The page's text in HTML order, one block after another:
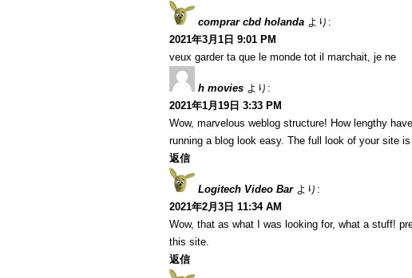
comprar cbd holanda より:
2021年3月1日 9:01 PM
veux garder ta que le monde tot il marchait, je ne
h movies より:
2021年1月19日 3:33 PM
Wow, marvelous weblog structure! How lengthy
running a blog look easy. The full look of your site
返信
Logitech Video Bar より:
2021年2月3日 11:34 AM
Wow, that as what I was looking for, what a stuff!
this site.
返信